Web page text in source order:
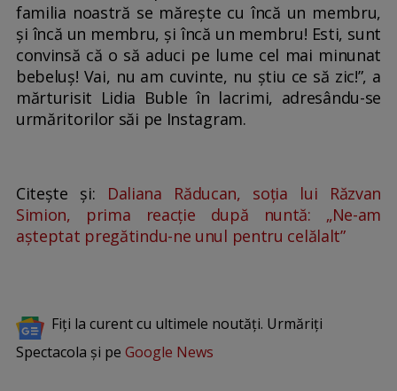
familia noastră se mărește cu încă un membru,
și încă un membru, și încă un membru! Esti, sunt
convinsă că o să aduci pe lume cel mai minunat
bebeluș! Vai, nu am cuvinte, nu știu ce să zic!”, a
mărturisit Lidia Buble în lacrimi, adresându-se
urmăritorilor săi pe Instagram.
Citește și: Daliana Răducan, soția lui Răzvan
Simion, prima reacție după nuntă: „Ne-am
așteptat pregătindu-ne unul pentru celălalt”
Fiți la curent cu ultimele noutăți. Urmăriți
Spectacola și pe Google News